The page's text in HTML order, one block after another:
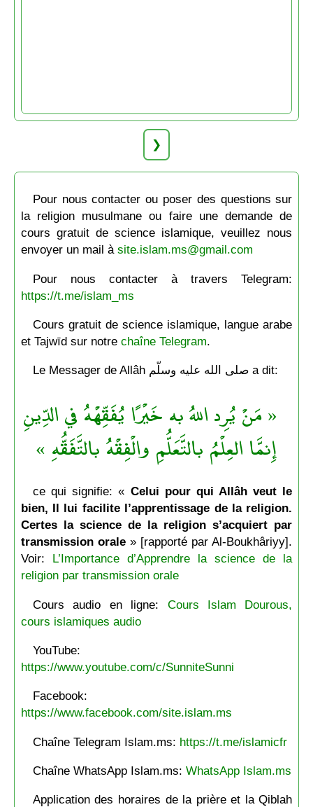
❯
Pour nous contacter ou poser des questions sur
la religion musulmane ou faire une demande de
cours gratuit de science islamique, veuillez nous
envoyer un mail à site.islam.ms@gmail.com
Pour nous contacter à travers Telegram:
https://t.me/islam_ms
Cours gratuit de science islamique, langue arabe
et Tajwīd sur notre chaîne Telegram.
Le Messager de Allâh صلى الله عليه وسلّم a dit:
« مَنْ يُرِد اللهُ به خَيْرًا يُفَقِّهْهُ في الدِّينِ
إِنمَّا العِلْمُ بالتَّعَلُّمِ والْفِقْهُ بالتَّفَقُّهِ »
ce qui signifie: « Celui pour qui Allâh veut le
bien, Il lui facilite l’apprentissage de la religion.
Certes la science de la religion s’acquiert par
transmission orale» [rapporté par Al-Boukhâriyy].
Voir: L’Importance d’Apprendre la science de la
religion par transmission orale
Cours audio en ligne: Cours Islam Dourous,
cours islamiques audio
YouTube:
https://www.youtube.com/c/SunniteSunni
Facebook:
https://www.facebook.com/site.islam.ms
Chaîne Telegram Islam.ms: https://t.me/islamicfr
Chaîne WhatsApp Islam.ms: WhatsApp Islam.ms
Application des horaires de la prière et la Qiblah